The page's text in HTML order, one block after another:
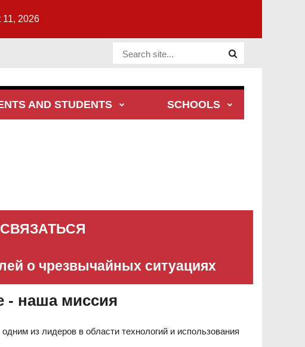
11, 2026
Website Site
AND STUDENTS SCHOOLS
о чрезвычайных ситуациях
- наша миссия
из лидеров в области технологий и использования